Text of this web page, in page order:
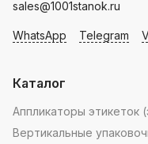
sales@1001stanok.ru
WhatsApp Telegram
Каталог
Аппликаторы этикеток
Вертикальные